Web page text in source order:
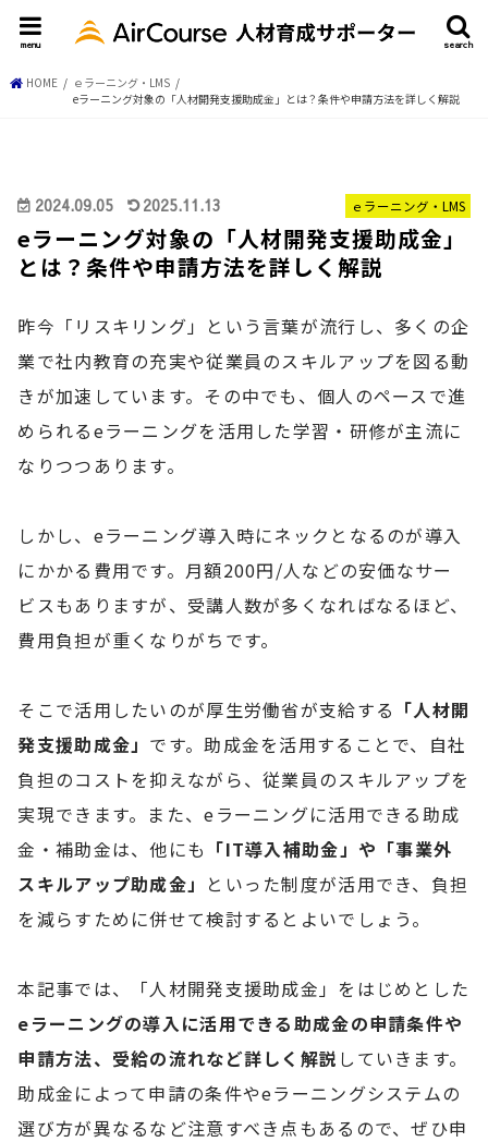
search
menu
HOME
ｅラーニング・LMS
eラーニング対象の「人材開発支援助成金」とは？条件や申請方法を詳しく解説
ｅラーニング・LMS
2024.09.05 2025.11.13
eラーニング対象の「人材開発支援助成金」
とは？条件や申請方法を詳しく解説
昨今「リスキリング」という言葉が流行し、多くの企
業で社内教育の充実や従業員のスキルアップを図る動
きが加速しています。その中でも、個人のペースで進
められるeラーニングを活用した学習・研修が主流に
なりつつあります。
しかし、eラーニング導入時にネックとなるのが導入
にかかる費用です。月額200円/人などの安価なサー
ビスもありますが、受講人数が多くなればなるほど、
費用負担が重くなりがちです。
そこで活用したいのが厚生労働省が支給する 「人材開
発支援助成金」 です。助成金を活用することで、自社
負担のコストを抑えながら、従業員のスキルアップを
実現できます。また、eラーニングに活用できる助成
金・補助金は、他にも 「IT導入補助金」や「事業外
スキルアップ助成金」 といった制度が活用でき、負担
を減らすために併せて検討するとよいでしょう。
本記事では、「人材開発支援助成金」をはじめとした
eラーニングの導入に活用できる助成金の申請条件や
申請方法、受給の流れなど詳しく解説 していきます。
助成金によって申請の条件やeラーニングシステムの
選び方が異なるなど注意すべき点もあるので、ぜひ申